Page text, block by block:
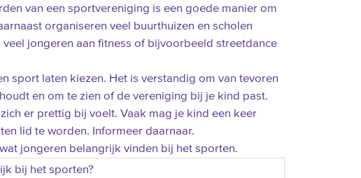
van een sportvereniging is een goede manier om
organiseren veel buurthuizen en scholen
jongeren aan fitness of bijvoorbeeld streetdance
sport laten kiezen. Het is verstandig om van tevoren
en om te zien of de vereniging bij je kind past.
er prettig bij voelt. Vaak mag je kind een keer
lid te worden. Informeer daarnaar.
jongeren belangrijk vinden bij het sporten.
bij het sporten?